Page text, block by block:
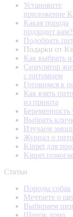
Установите
приложение
Какая порода
подходит вам?
Подобрать
Подарки от
Как выбрать
Симулятор
с питомцем
Готовимся к
Как взять
из приюта
Выбрать
Изучаем
Журнал о
Kinpet для
Kinpet
Статьи
Породы собак
Мечтаете о
Выбираем
Щенок дома